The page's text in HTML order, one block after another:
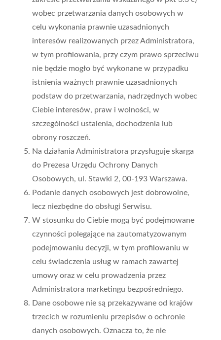
wobec przetwarzania danych osobowych w
celu wykonania prawnie uzasadnionych
interesów realizowanych przez Administratora,
w tym profilowania, przy czym prawo sprzeciwu
nie będzie mogło być wykonane w przypadku
istnienia ważnych prawnie uzasadnionych
podstaw do przetwarzania, nadrzędnych wobec
Ciebie interesów, praw i wolności, w
szczególności ustalenia, dochodzenia lub
obrony roszczeń.
Na działania Administratora przysługuje skarga
do Prezesa Urzędu Ochrony Danych
Osobowych, ul. Stawki 2, 00-193 Warszawa.
Podanie danych osobowych jest dobrowolne,
lecz niezbędne do obsługi Serwisu.
W stosunku do Ciebie mogą być podejmowane
czynności polegające na zautomatyzowanym
podejmowaniu decyzji, w tym profilowaniu w
celu świadczenia usług w ramach zawartej
umowy oraz w celu prowadzenia przez
Administratora marketingu bezpośredniego.
Dane osobowe nie są przekazywane od krajów
trzecich w rozumieniu przepisów o ochronie
danych osobowych. Oznacza to, że nie